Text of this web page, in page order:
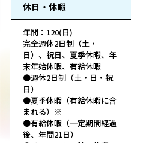
休日・休暇
年間：120(日)
完全週休2日制（土・
日）、祝日、夏季休暇、年
末年始休暇、有給休暇
●週休2日制（土・日・祝
日）
●夏季休暇（有給休暇に含
まれる）※
●有給休暇（一定期間経過
後、年間21日）